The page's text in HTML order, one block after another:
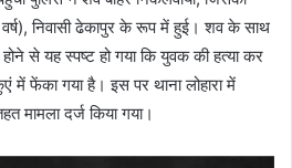
वर्ष), निवासी ढेकापुर के रूप में हुई। शव के साथ
से यह स्पष्ट हो गया कि युवक की हत्या कर
में फेंका गया है। इस पर थाना लोहारा में
दर्ज किया गया।